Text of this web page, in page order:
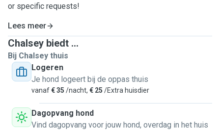
or specific requests!
Lees meer
Chalsey biedt ...
Bij Chalsey thuis
Logeren
Je hond logeert bij de oppas thuis
vanaf€ 35 /nacht, € 25 /Extra huisdier
Dagopvang hond
Vind dagopvang voor jouw hond, overdag in het huis